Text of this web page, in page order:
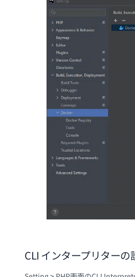
CLI インタープリターの